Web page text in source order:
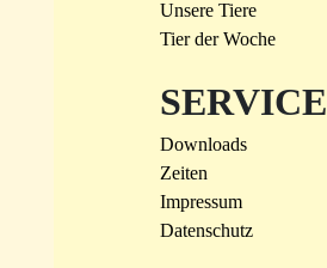
Unsere Tiere
Tier der Woche
SERVICE
Downloads
Zeiten
Impressum
Datenschutz